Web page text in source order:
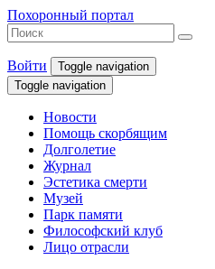
Похоронный портал
Войти
Toggle navigation
Toggle navigation
Новости
Помощь скорбящим
Долголетие
Журнал
Эстетика смерти
Музей
Парк памяти
Философский клуб
Лицо отрасли